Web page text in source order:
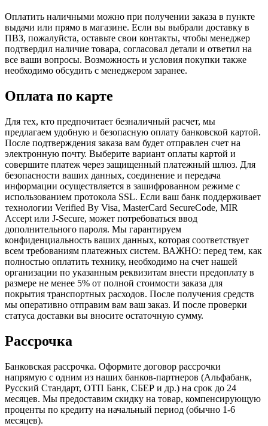
Оплатить наличными можно при получении заказа в пункте
выдачи или прямо в магазине. Если вы выбрали доставку в
ПВЗ, пожалуйста, оставьте свои контакты, чтобы менеджер
подтвердил наличие товара, согласовал детали и ответил на
все ваши вопросы. Возможность и условия покупки также
необходимо обсудить с менеджером заранее.
Оплата по карте
Для тех, кто предпочитает безналичный расчет, мы
предлагаем удобную и безопасную оплату банковской картой.
После подтверждения заказа вам будет отправлен счет на
электронную почту. Выберите вариант оплаты картой и
совершите платеж через защищенный платежный шлюз. Для
безопасности ваших данных, соединение и передача
информации осуществляется в зашифрованном режиме с
использованием протокола SSL. Если ваш банк поддерживает
технологии Verified By Visa, MasterCard SecureCode, MIR
Accept или J-Secure, может потребоваться ввод
дополнительного пароля. Мы гарантируем
конфиденциальность ваших данных, которая соответствует
всем требованиям платежных систем. ВАЖНО: перед тем, как
полностью оплатить технику, необходимо на счет нашей
организации по указанным реквизитам внести предоплату в
размере не менее 5% от полной стоимости заказа для
покрытия транспортных расходов. После получения средств
мы оперативно отправим вам ваш заказ. И после проверки
статуса доставки вы вносите остаточную сумму.
Рассрочка
Банковская рассрочка. Оформите договор рассрочки
напрямую с одним из наших банков-партнеров (Альфабанк,
Русский Стандарт, ОТП Банк, СБЕР и др.) на срок до 24
месяцев. Мы предоставим скидку на товар, компенсирующую
проценты по кредиту на начальный период (обычно 1-6
месяцев).